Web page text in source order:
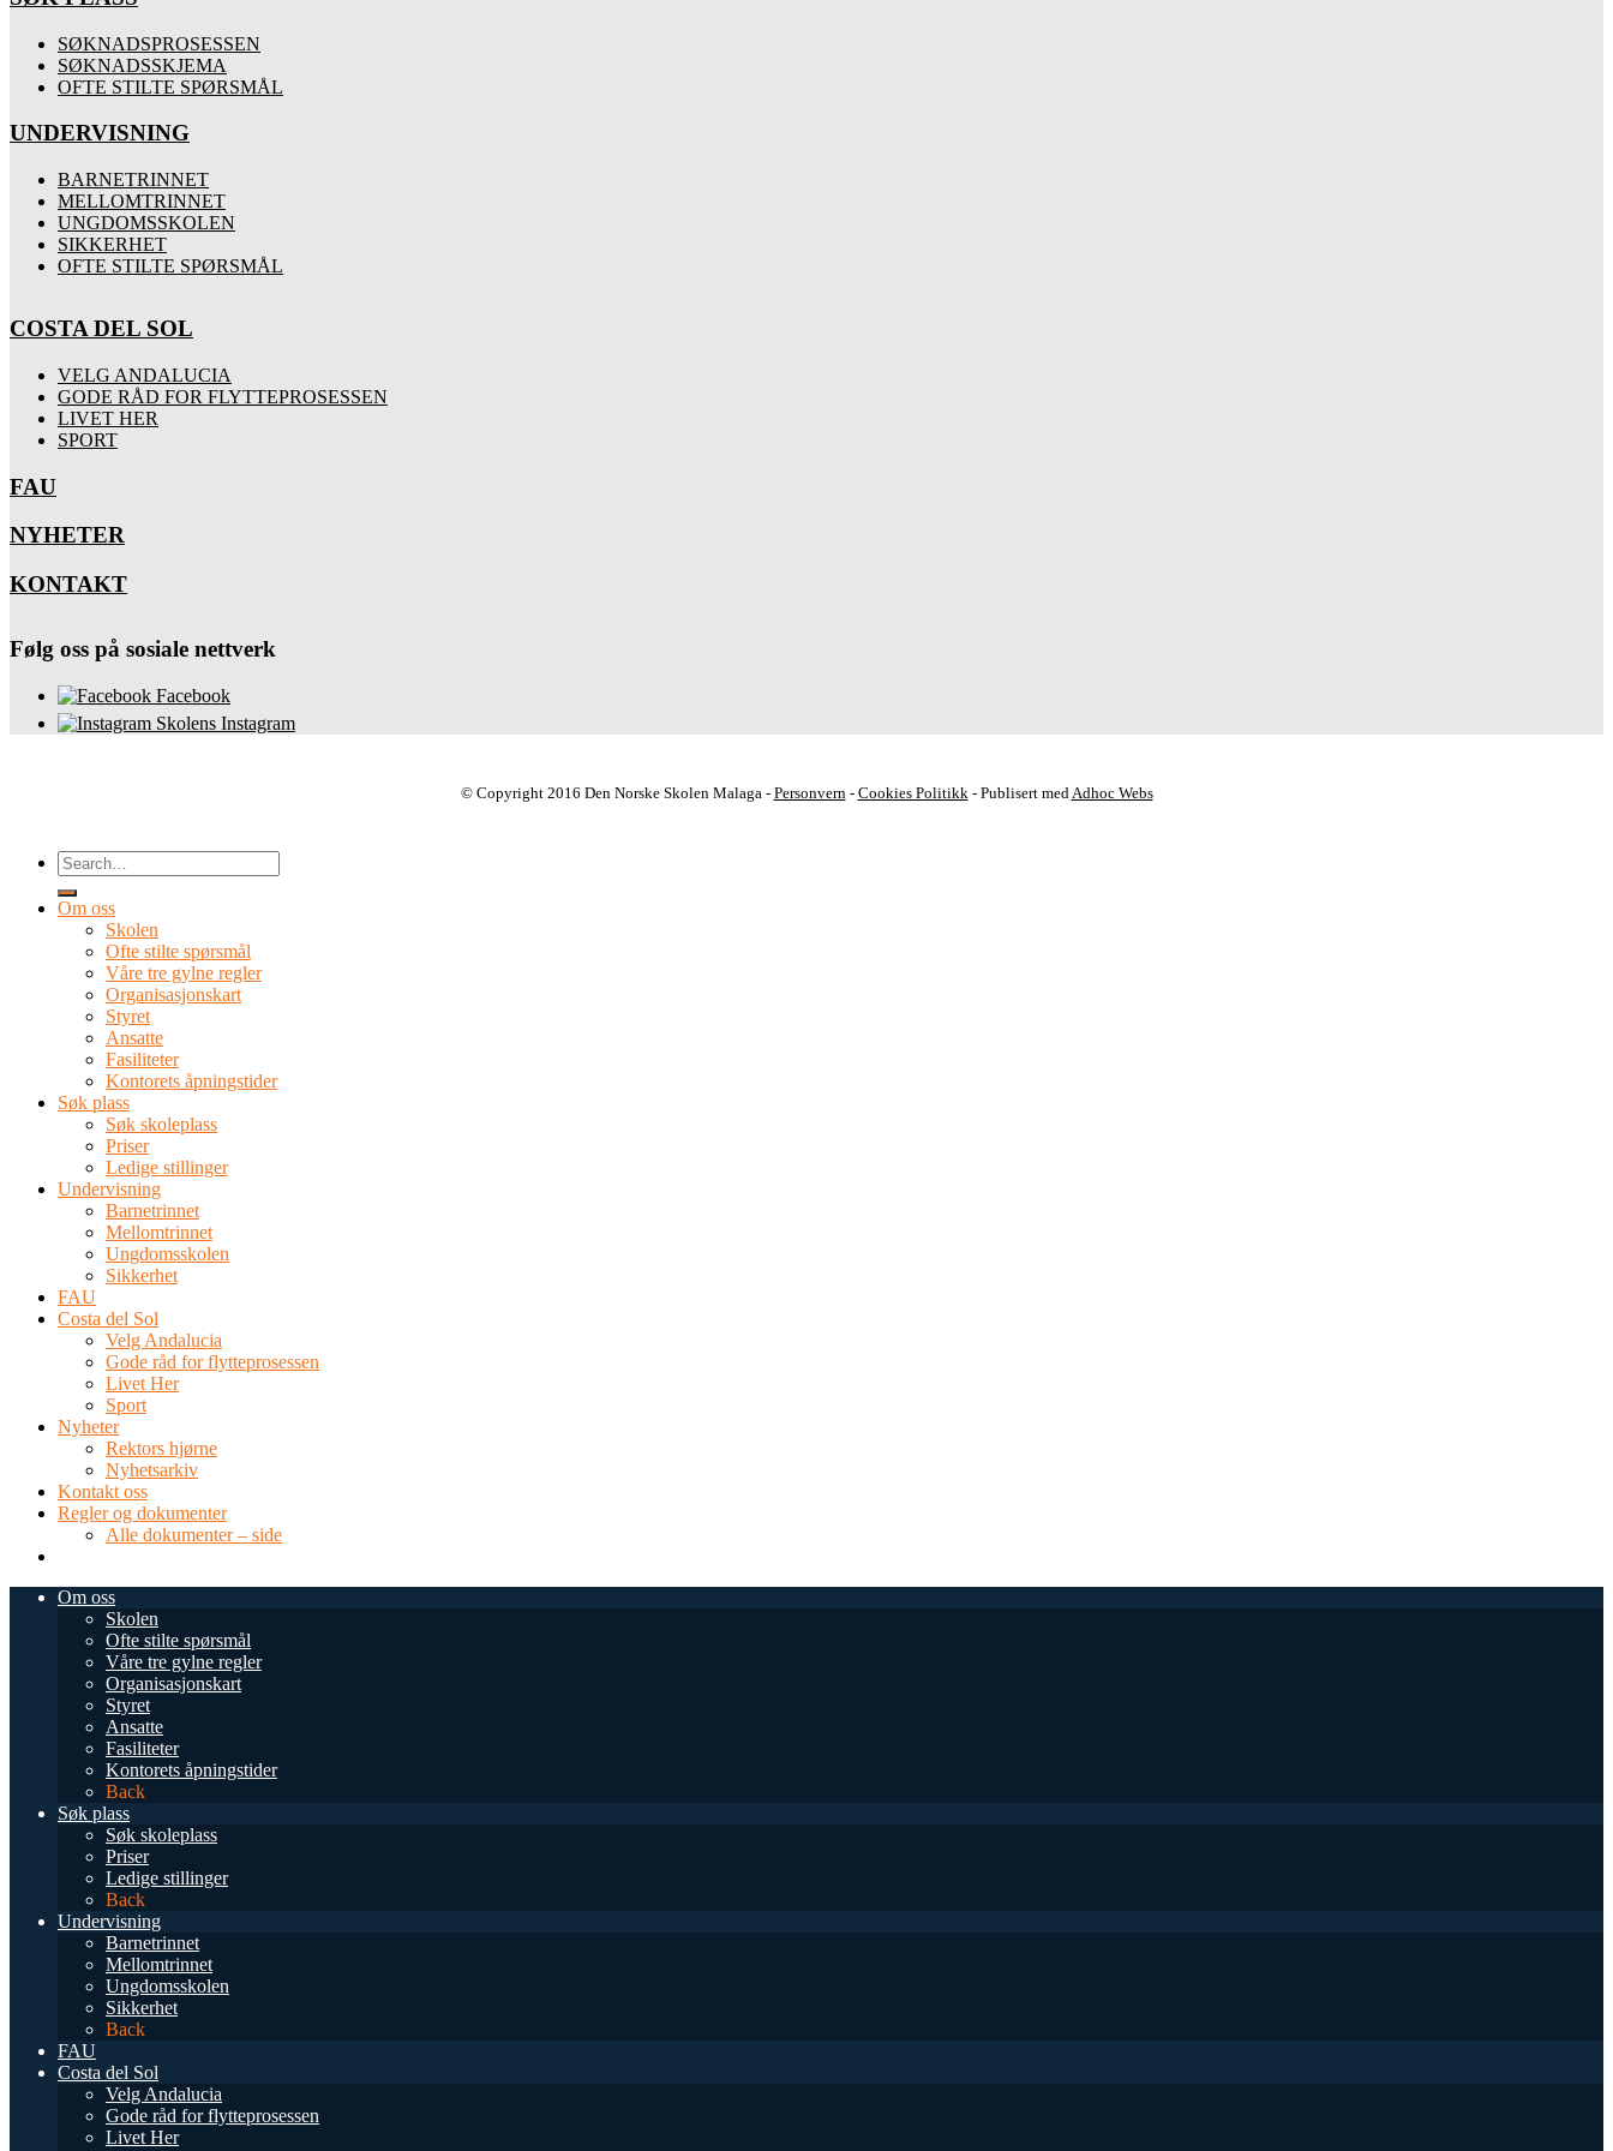
SØKNADSPROSESSEN
SØKNADSSKJEMA
OFTE STILTE SPØRSMÅL
UNDERVISNING
BARNETRINNET
MELLOMTRINNET
UNGDOMSSKOLEN
SIKKERHET
OFTE STILTE SPØRSMÅL
COSTA DEL SOL
VELG ANDALUCIA
GODE RÅD FOR FLYTTEPROSESSEN
LIVET HER
SPORT
FAU
NYHETER
KONTAKT
Følg oss på sosiale nettverk
Facebook
Skolens Instagram
© Copyright 2016 Den Norske Skolen Malaga - Personvern - Cookies Politikk - Publisert med Adhoc Webs
Om oss
Skolen
Ofte stilte spørsmål
Våre tre gylne regler
Organisasjonskart
Styret
Ansatte
Fasiliteter
Kontorets åpningstider
Søk plass
Søk skoleplass
Priser
Ledige stillinger
Undervisning
Barnetrinnet
Mellomtrinnet
Ungdomsskolen
Sikkerhet
FAU
Costa del Sol
Velg Andalucia
Gode råd for flytteprosessen
Livet Her
Sport
Nyheter
Rektors hjørne
Nyhetsarkiv
Kontakt oss
Regler og dokumenter
Alle dokumenter – side
Om oss
Skolen
Ofte stilte spørsmål
Våre tre gylne regler
Organisasjonskart
Styret
Ansatte
Fasiliteter
Kontorets åpningstider
Back
Søk plass
Søk skoleplass
Priser
Ledige stillinger
Back
Undervisning
Barnetrinnet
Mellomtrinnet
Ungdomsskolen
Sikkerhet
Back
FAU
Costa del Sol
Velg Andalucia
Gode råd for flytteprosessen
Livet Her